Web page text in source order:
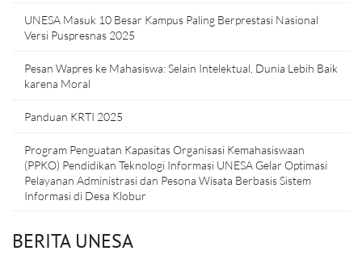
UNESA Masuk 10 Besar Kampus Paling Berprestasi Nasional
Versi Puspresnas 2025
Pesan Wapres ke Mahasiswa: Selain Intelektual, Dunia Lebih Baik
karena Moral
Panduan KRTI 2025
Program Penguatan Kapasitas Organisasi Kemahasiswaan
(PPKO) Pendidikan Teknologi Informasi UNESA Gelar Optimasi
Pelayanan Administrasi dan Pesona Wisata Berbasis Sistem
Informasi di Desa Klobur
BERITA UNESA